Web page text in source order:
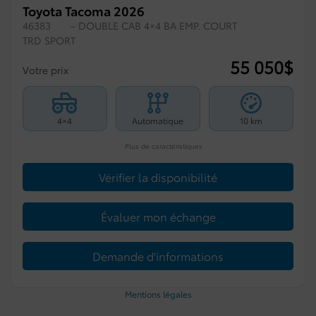
Toyota Tacoma 2026
46383
– DOUBLE CAB 4×4 BA EMP. COURT
TRD SPORT
Votre prix 55 050$
4×4 Automatique 10 km
Plus de caractéristiques
Vérifier la disponibilité
Évaluer mon échange
Demande d'informations
Mentions légales